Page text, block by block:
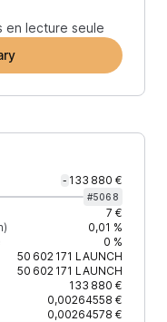
en lecture seule
- 133 880 €
#5068
7 €
0,01 %
0 %
50 602 171 LAUNCH
50 602 171 LAUNCH
133 880 €
0,00264558 €
0,00264578 €